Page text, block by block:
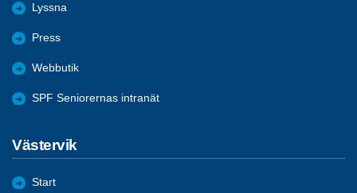
Lyssna
Press
Webbutik
SPF Seniorernas intranät
Västervik
Start